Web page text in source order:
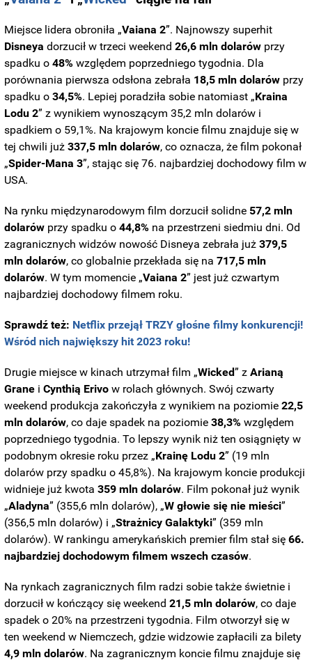
Miejsce lidera obroniła „Vaiana 2”. Najnowszy superhit
Disneya dorzucił w trzeci weekend26,6 mln dolarów przy
spadku o48% względem poprzedniego tygodnia. Dla
porównania pierwsza odsłona zebrała 18,5 mln dolarów przy
spadku o34,5%. Lepiej poradziła sobie natomiast „Kraina
Lodu 2” z wynikiem wynoszącym 35,2 mln dolarów i
spadkiem o 59,1%. Na krajowym koncie filmu znajduje się w
tej chwili już 337,5 mln dolarów, co oznacza, że film pokonał
„Spider-Mana 3”, stając się 76. najbardziej dochodowy film w
USA.
Na rynku międzynarodowym film dorzucił solidne 57,2 mln
dolarów przy spadku o44,8% na przestrzeni siedmiu dni. Od
zagranicznych widzów nowość Disneya zebrała już379,5
mln dolarów, co globalnie przekłada się na717,5 mln
dolarów. W tym momencie „Vaiana 2” jest już czwartym
najbardziej dochodowy filmem roku.
Sprawdź też: Netflix przejął TRZY głośne filmy konkurencji!
Wśród nich największy hit 2023 roku!
Drugie miejsce w kinach utrzymał film „Wicked” zArianą
Grane iCynthią Erivo w rolach głównych. Swój czwarty
weekend produkcja zakończyła z wynikiem na poziomie22,5
mln dolarów, co daje spadek na poziomie38,3% względem
poprzedniego tygodnia. To lepszy wynik niż ten osiągnięty w
podobnym okresie roku przez „Krainę Lodu 2” (19 mln
dolarów przy spadku o 45,8%). Na krajowym koncie produkcji
widnieje już kwota359 mln dolarów. Film pokonał już wynik
„Aladyna” (355,6 mln dolarów), „W głowie się nie mieści”
(356,5 mln dolarów) i „Strażnicy Galaktyki” (359 mln
dolarów). W rankingu amerykańskich premier film stał się66.
najbardziej dochodowym filmem wszech czasów.
Na rynkach zagranicznych film radzi sobie także świetnie i
dorzucił w kończący się weekend21,5 mln dolarów, co daje
spadek o 20% na przestrzeni tygodnia. Film otworzył się w
ten weekend w Niemczech, gdzie widzowie zapłacili za bilety
4,9 mln dolarów. Na zagranicznym koncie filmu znajduje się